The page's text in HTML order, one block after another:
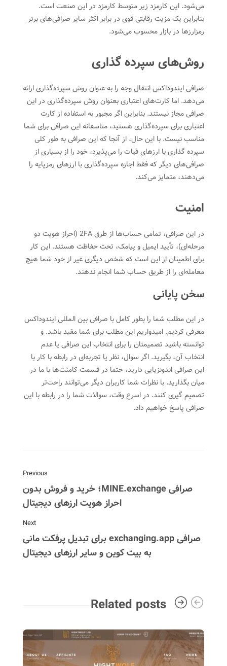
می‌شود. این کارمزد زیر متوسط کارمزد در این ​​صنعت است.
بنابراین یک مزیت رقابتی قوی در برابر اکثر سایر صرافی‌های برتر
رمزارزها در بازار محسوب می‌شود.
روش‌های سپرده ‌گذاری
صرافی ایندوداکس انتقال وجه را به عنوان روش سپرده‌گذاری ارائه
می‌دهد. اما کارت‌های اعتباری بعنوان روش سپرده‌گذاری در این
صرافی مجاز نیستند. بنابراین اگر مجبور به استفاده از کارت
اعتباری برای سپرده‌گذاری هستید، متاسفانه این صرافی برای شما
مناسب نیست. با این حال، از آنجا که این صرافی به طور کلی
سپرده گذاری با ارزهای فیات را می‌پذیرد، خود را از بسیاری از
صرافی‌های دیگر که فقط اجازه سپرده‌گذاری با ارزهای رمزپایه را
می‌دهند، متمایز می‌کند.
امنیت
در این صرافی، تمامی حساب‌ها از طرق 2FA (احراز هویت دو
مرحله‌ای)، تأیید ایمیل و پیامک، تحت حفاظت هستند. این کار
برای اطمینان از این است که شخص دیگری غیر از خود شما هیچ
معامله‌ای را از طریق حساب شما انجام ندهند.
سخن پایانی
در این مطلب شما را بطور کامل با صرافی بین المللی ایندوداکس
معرفی کردیم. امیدواریم این مطلب برای شما مفید باشد. و
توانسته باشید تصمیمتان را برای انتخاب این صرافی یا عدم
انتخاب آن، بگیرید. اگر سوال، نظر یا تجربه‌ای در رابطه با کار با
این صرافی اندونزیایی دارید، حتما در قسمت کامنت‌ها با ما در
میان بگذارید. با نظرات شما کاربران دیگر می‌توانند راحت‌تر
تصمیم گیری کنند. در اسرع وقت، سوالات شما را در رابطه با این
صرافی پاسخ خواهیم داد.
Previous
صرافی MINE.exchange؛ خرید و فروش بدون
احراز هویت ارزهای دیجیتال
Next
صرافی exchanging.app برای تبدیل پرفکت مانی
به بیت کوین و سایر ارزهای دیجیتال
Related posts